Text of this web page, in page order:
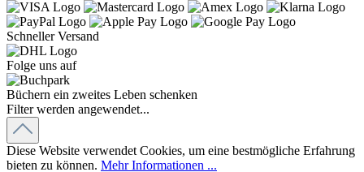
Schneller Versand
Folge uns auf
Büchern ein zweites Leben schenken
Filter werden angewendet...
Diese Website verwendet Cookies, um eine bestmögliche Erfahrung
bieten zu können. Mehr Informationen ...